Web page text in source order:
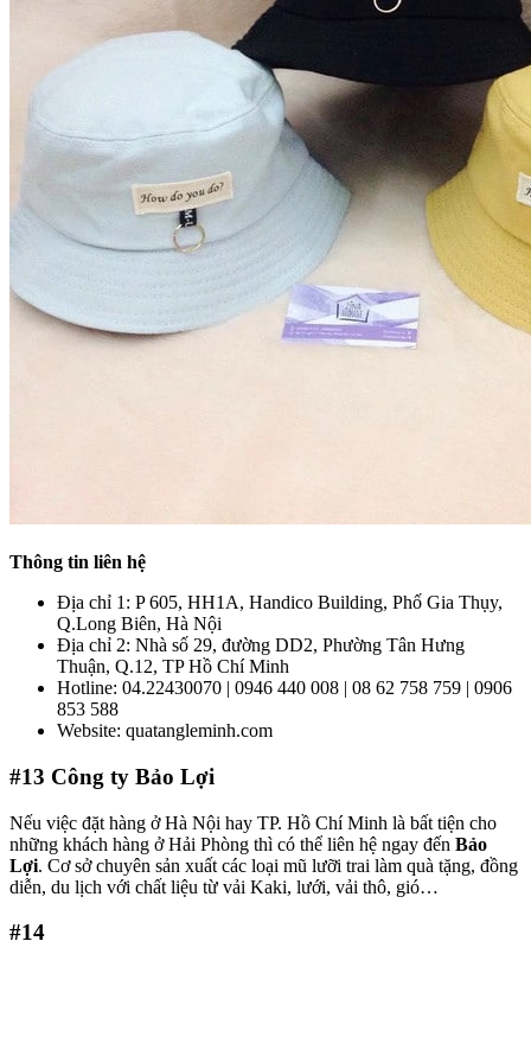
Thông tin liên hệ
Địa chỉ 1: P 605, HH1A, Handico Building, Phố Gia Thụy,
Q.Long Biên, Hà Nội
Địa chỉ 2: Nhà số 29, đường DD2, Phường Tân Hưng
Thuận, Q.12, TP Hồ Chí Minh
Hotline: 04.22430070 | 0946 440 008 | 08 62 758 759 | 0906
853 588
Website: quatangleminh.com
#13 Công ty Bảo Lợi
Nếu việc đặt hàng ở Hà Nội hay TP. Hồ Chí Minh là bất tiện cho
những khách hàng ở Hải Phòng thì có thể liên hệ ngay đến Bảo
Lợi. Cơ sở chuyên sản xuất các loại mũ lưỡi trai làm quà tặng, đồng
diễn, du lịch với chất liệu từ vải Kaki, lưới, vải thô, gió…
#14